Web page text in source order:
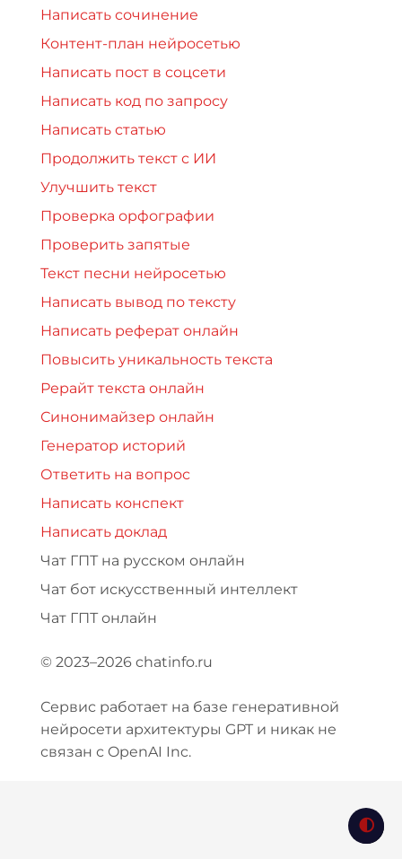
Написать сочинение
Контент-план нейросетью
Написать пост в соцсети
Написать код по запросу
Написать статью
Продолжить текст с ИИ
Улучшить текст
Проверка орфографии
Проверить запятые
Текст песни нейросетью
Написать вывод по тексту
Написать реферат онлайн
Повысить уникальность текста
Рерайт текста онлайн
Синонимайзер онлайн
Генератор историй
Ответить на вопрос
Написать конспект
Написать доклад
Чат ГПТ на русском онлайн
Чат бот искусственный интеллект
Чат ГПТ онлайн
© 2023–2026 chatinfo.ru
Сервис работает на базе генеративной
нейросети архитектуры GPT и никак не
связан с OpenAI Inc.